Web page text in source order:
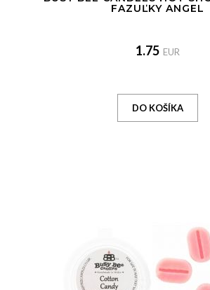
FAZUĽKY ANGEL
1.75 EUR